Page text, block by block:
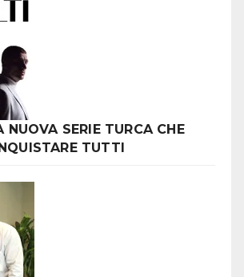
NUOVA SERIE TURCA CHE
TUTTI